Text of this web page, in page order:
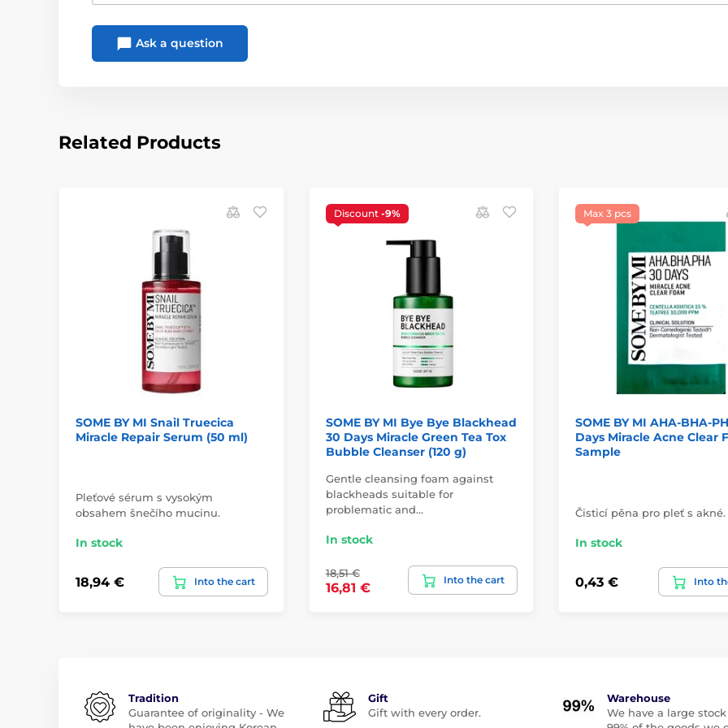
Ask a question
Related Products
SOME BY MI Snail Truecica
Miracle Repair Serum (50 ml)
Pleťové sérum s vysokým
obsahem šnečího mucinu.
In stock
18,94 € Into the cart
Discount -9%
SOME BY MI Bye Bye Blackhead
30 Days Miracle Green Tea Tox
Bubble Cleanser (120 g)
Gentle cleansing foam against
blackheads suitable for
problematic and…
In stock
18,51 €
16,81 €
Into the cart
Max 3 pcs
SOME BY MI AHA-BHA-
Days Miracle Acne Clear
Sample
Čisticí pěna pro pleť s akné.
In stock
0,43 € Into
Tradition
Guarantee of originality - We
Gift
Gift with every order.
Warehouse
We have a large